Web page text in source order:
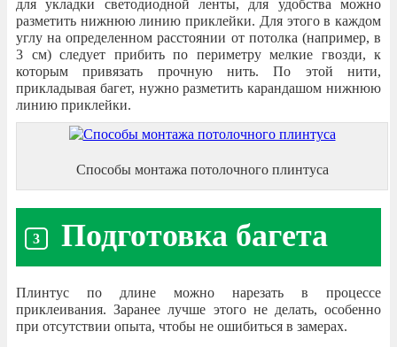
для укладки светодиодной ленты, для удобства можно
разметить нижнюю линию приклейки. Для этого в каждом
углу на определенном расстоянии от потолка (например, в
3 см) следует прибить по периметру мелкие гвозди, к
которым привязать прочную нить. По этой нити,
прикладывая багет, нужно разметить карандашом нижнюю
линию приклейки.
Способы монтажа потолочного плинтуса
Подготовка багета
Плинтус по длине можно нарезать в процессе
приклеивания. Заранее лучше этого не делать, особенно
при отсутствии опыта, чтобы не ошибиться в замерах.